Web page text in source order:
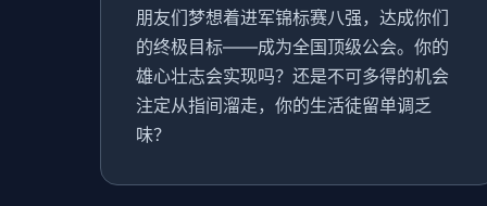
朋友们梦想着进军锦标赛八强，达成你们
的终极目标——成为全国顶级公会。你的
雄心壮志会实现吗？还是不可多得的机会
注定从指间溜走，你的生活徒留单调乏
味？